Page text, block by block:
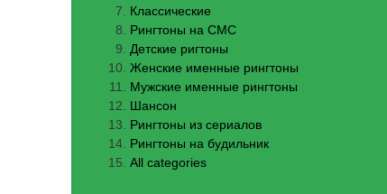
Классические
Рингтоны на СМС
Детские ригтоны
Женские именные рингтоны
Мужские именные рингтоны
Шансон
Рингтоны из сериалов
Рингтоны на будильник
All categories